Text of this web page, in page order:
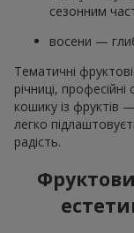
сезонним
восени —
Тематичні
річниці,
кошику із фруктів
легко
радість.